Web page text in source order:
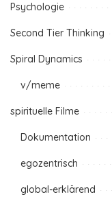
Psychologie
Second Tier Thinking
Spiral Dynamics
v/meme
spirituelle Filme
Dokumentation
egozentrisch
global-erklärend